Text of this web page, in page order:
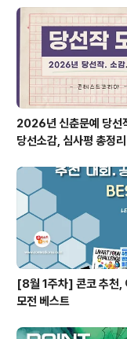
23.9.12.(화) ~ 10.4.(수)
족재단 홈페이지 를 통한
ke0908@gwff.kr)로 직접
등 기..
2026년 신춘문예 당선
당선소감, 심사평 총정리
[8월 1주차] 콘코 추천,
모전 베스트